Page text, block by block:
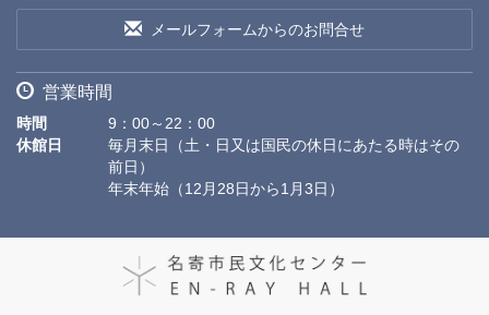
メールフォームからのお問合せ
営業時間
時間
9：00～22：00
休館日
毎月末日（土・日又は国民の休日にあたる時はその
前日）
年末年始（12月28日から1月3日）